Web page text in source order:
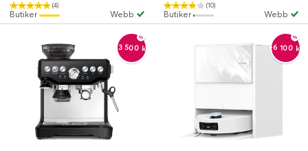
(4)
Webb
Butiker
(10)
Webb
Butiker
-3 500 kr -6 100 kr